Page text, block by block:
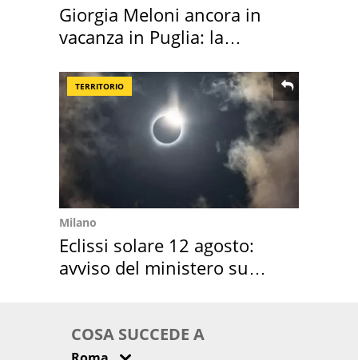
Giorgia Meloni ancora in
vacanza in Puglia: la
TERRITORIO
Milano
Eclissi solare 12 agosto:
avviso del ministero su